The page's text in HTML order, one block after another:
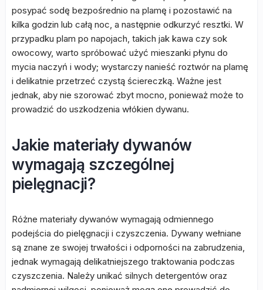
posypać sodę bezpośrednio na plamę i pozostawić na
kilka godzin lub całą noc, a następnie odkurzyć resztki. W
przypadku plam po napojach, takich jak kawa czy sok
owocowy, warto spróbować użyć mieszanki płynu do
mycia naczyń i wody; wystarczy nanieść roztwór na plamę
i delikatnie przetrzeć czystą ściereczką. Ważne jest
jednak, aby nie szorować zbyt mocno, ponieważ może to
prowadzić do uszkodzenia włókien dywanu.
Jakie materiały dywanów
wymagają szczególnej
pielęgnacji?
Różne materiały dywanów wymagają odmiennego
podejścia do pielęgnacji i czyszczenia. Dywany wełniane
są znane ze swojej trwałości i odporności na zabrudzenia,
jednak wymagają delikatniejszego traktowania podczas
czyszczenia. Należy unikać silnych detergentów oraz